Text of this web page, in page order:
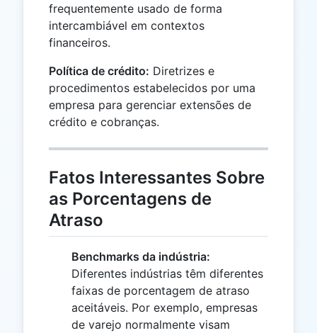
frequentemente usado de forma
intercambiável em contextos
financeiros.
Política de crédito: Diretrizes e
procedimentos estabelecidos por uma
empresa para gerenciar extensões de
crédito e cobranças.
Fatos Interessantes Sobre
as Porcentagens de
Atraso
Benchmarks da indústria:
Diferentes indústrias têm diferentes
faixas de porcentagem de atraso
aceitáveis. Por exemplo, empresas
de varejo normalmente visam